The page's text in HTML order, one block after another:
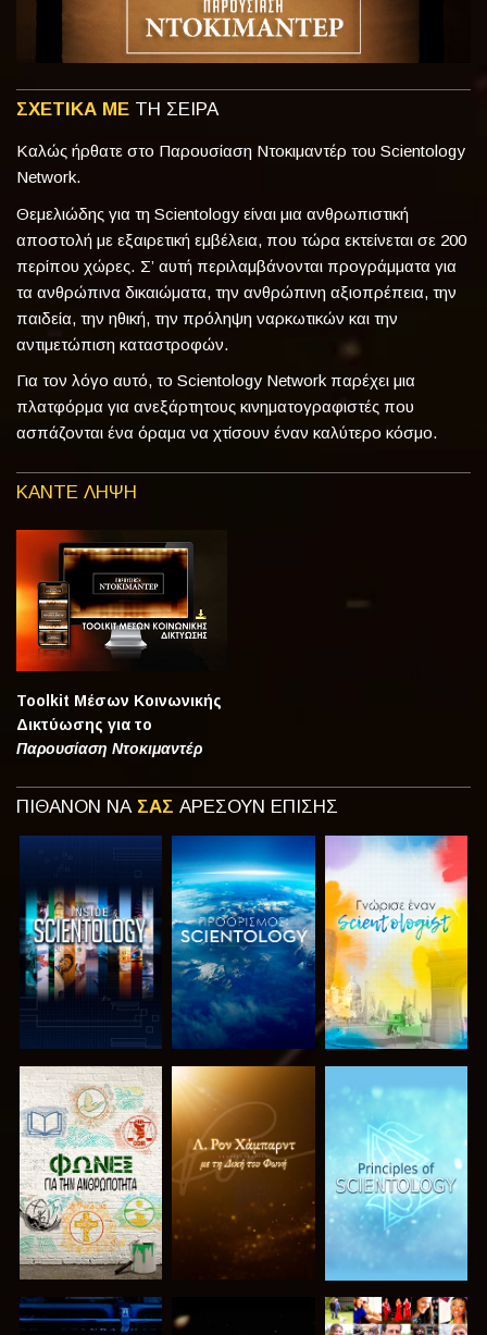
ΣΧΕΤΙΚΑ ΜΕ ΤΗ ΣΕΙΡΑ
Καλώς ήρθατε στο Παρουσίαση Ντοκιμαντέρ του Scientology
Network.
Θεμελιώδης για τη Scientology είναι μια ανθρωπιστική
αποστολή με εξαιρετική εμβέλεια, που τώρα εκτείνεται σε 200
περίπου χώρες. Σ’ αυτή περιλαμβάνονται προγράμματα για
τα ανθρώπινα δικαιώματα, την ανθρώπινη αξιοπρέπεια, την
παιδεία, την ηθική, την πρόληψη ναρκωτικών και την
αντιμετώπιση καταστροφών.
Για τον λόγο αυτό, το Scientology Network παρέχει μια
πλατφόρμα για ανεξάρτητους κινηματογραφιστές που
ασπάζονται ένα όραμα να χτίσουν έναν καλύτερο κόσμο.
ΚΑΝΤΕ ΛΗΨΗ
Toolkit Μέσων Κοινωνικής
Δικτύωσης για το
Παρουσίαση Ντοκιμαντέρ
ΠΙΘΑΝΟΝ ΝΑ ΣΑΣ ΑΡΕΣΟΥΝ ΕΠΙΣΗΣ
ΕΞΕΡΕΥΝΗΣΤΕ
ΤΗ ΣΕΙΡΑ
ΕΞΕΡΕΥΝΗΣΤΕ
ΤΗ ΣΕΙΡΑ
ΕΞΕΡΕΥΝΗΣΤΕ
ΤΗ ΣΕΙΡΑ